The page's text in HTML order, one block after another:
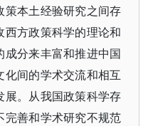
本土经验研究之间存
方政策科学的理论和
分来丰富和推进中国
间的学术交流和相互
。从我国政策科学存
善和学术研究不规范